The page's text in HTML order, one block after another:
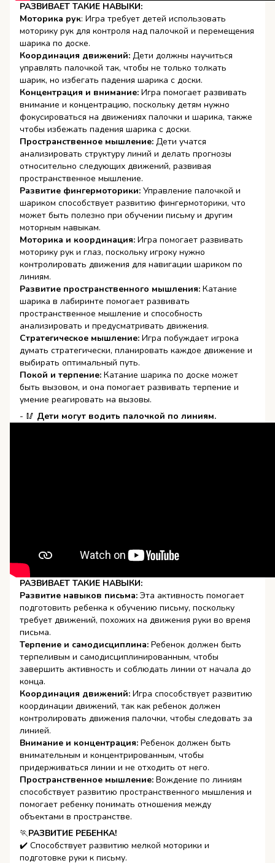
РАЗВИВАЕТ ТАКИЕ НАВЫКИ:
Моторика рук: Игра требует детей использовать
моторику рук для контроля над палочкой и перемещения
шарика по доске.
Координация движений: Дети должны научиться
управлять палочкой так, чтобы не только толкать
шарик, но избегать падения шарика с доски.
Концентрация и внимание: Игра помогает развивать
внимание и концентрацию, поскольку детям нужно
фокусироваться на движениях палочки и шарика, также
чтобы избежать падения шарика с доски.
Пространственное мышление: Дети учатся
анализировать структуру линий и делать прогнозы
относительно следующих движений, развивая
пространственное мышление.
Развитие фингермоторики: Управление палочкой и
шариком способствует развитию фингермоторики, что
может быть полезно при обучении письму и другим
моторным навыкам.
Моторика и координация: Игра помогает развивать
моторику рук и глаз, поскольку игроку нужно
контролировать движения для навигации шариком по
линиям.
Развитие пространственного мышления: Катание
шарика в лабиринте помогает развивать
пространственное мышление и способность
анализировать и предусматривать движения.
Стратегическое мышление: Игра побуждает игрока
думать стратегически, планировать каждое движение и
выбирать оптимальный путь.
Покой и терпение: Катание шарика по доске может
быть вызовом, и она помогает развивать терпение и
умение реагировать на вызовы.
- 🥢 Дети могут водить палочкой по линиям.
РАЗВИВАЕТ ТАКИЕ НАВЫКИ:
Развитие навыков письма: Эта активность помогает
подготовить ребенка к обучению письму, поскольку
требует движений, похожих на движения руки во время
письма.
Терпение и самодисциплина: Ребенок должен быть
терпеливым и самодисциплинированным, чтобы
завершить активность и соблюдать линии от начала до
конца.
Координация движений: Игра способствует развитию
координации движений, так как ребенок должен
контролировать движения палочки, чтобы следовать за
линией.
Внимание и концентрация: Ребенок должен быть
внимательным и концентрированным, чтобы
придерживаться линии и не отходить от него.
Пространственное мышление: Вождение по линиям
способствует развитию пространственного мышления и
помогает ребенку понимать отношения между
объектами в пространстве.
🏃РАЗВИТИЕ РЕБЕНКА!
✔️ Способствует развитию мелкой моторики и
подготовке руки к письму.